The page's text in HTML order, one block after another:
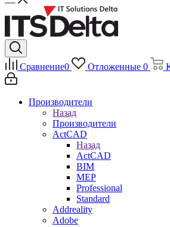
Сравнение0 Отложенные 0
Производители
Назад
Производители
ActCAD
Назад
ActCAD
BIM
MEP
Professional
Standard
Addreality
Adobe